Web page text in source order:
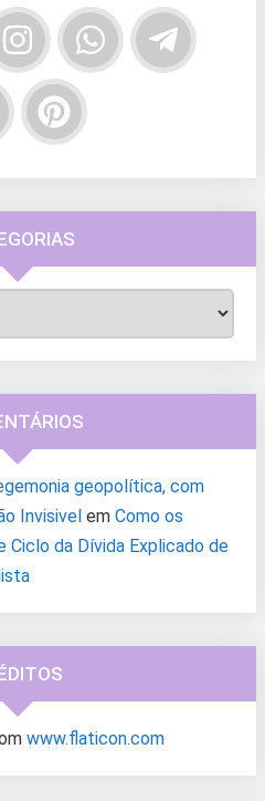
geopolítica, com
Invisivel em Como os
Ciclo da Dívida Explicado de
www.flaticon.com